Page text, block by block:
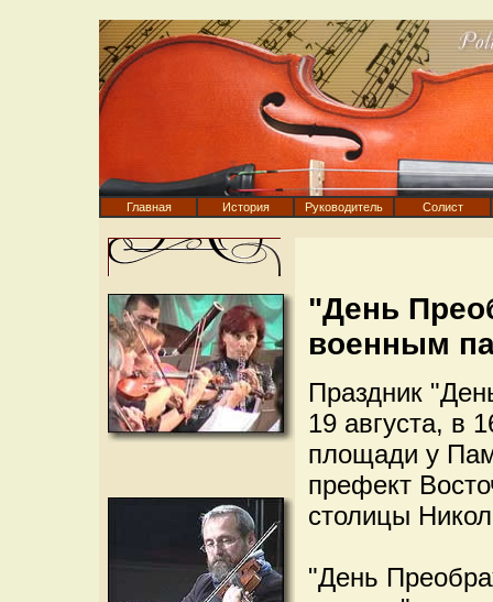
Главная История Руководитель Солист
"День
военным
Праздник
19 августа, в
площади у
префект
столицы
"День